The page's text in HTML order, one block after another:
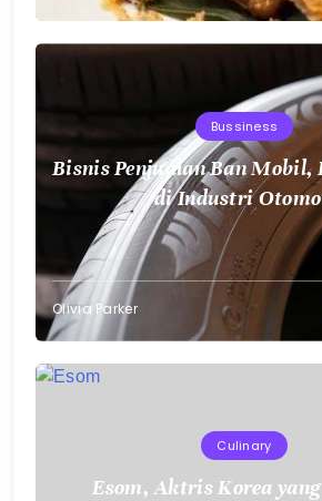
Bussiness
Bisnis Penjualan Ban Mobil,
di Industri
Olivia Parker
Culinary
Esom, Aktris Korea